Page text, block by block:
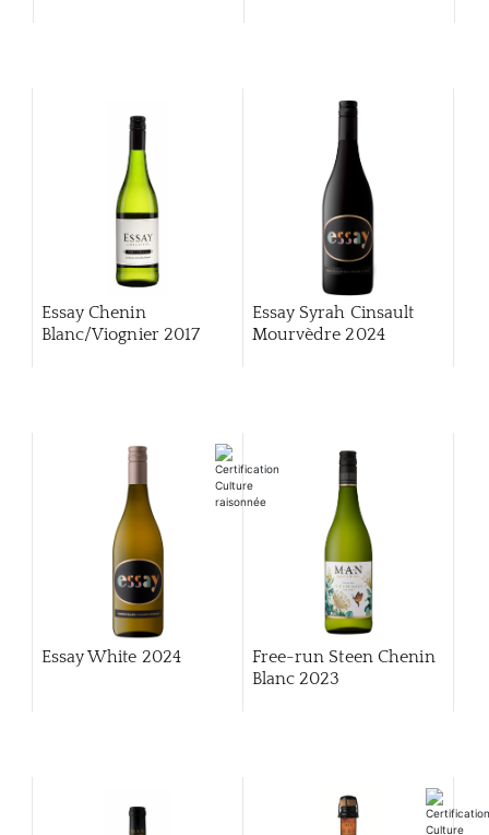
Essay Chenin
Blanc/Viognier 2017
Essay Syrah Cinsault
Mourvèdre 2024
Essay White 2024
Free-run Steen Chenin
Blanc 2023